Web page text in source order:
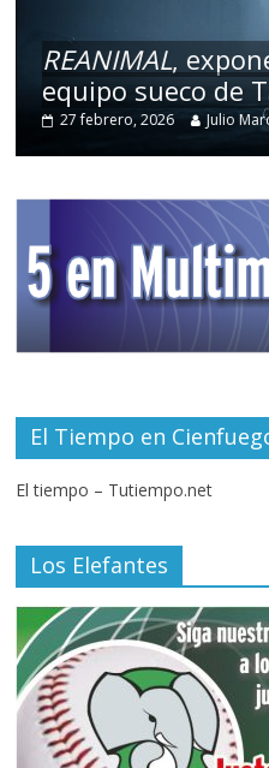
REANIMAL,
equipo sueco de
27 febrero, 2026 Julio
El Tiempo en
El tiempo – Tutiempo.net
Los Elefantes